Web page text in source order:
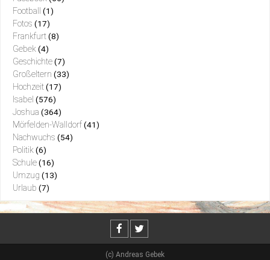
Football (1)
Fotos (17)
Frankfurt (8)
Gebek (4)
Geschichte (7)
Großeltern (33)
Hochzeit (17)
Isabel (576)
Joshua (364)
Mörfelden-Walldorf (41)
Nachwuchs (54)
Politik (6)
Schule (16)
Umzug (13)
Urlaub (7)
(c) Andreas Gebek